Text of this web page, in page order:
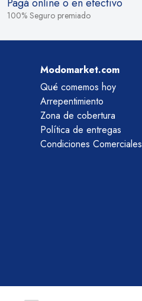
100% Seguro premiado
Modomarket.com
Qué comemos hoy
Arrepentimiento
Zona de cobertura
Política de entregas
Condiciones Comerciales